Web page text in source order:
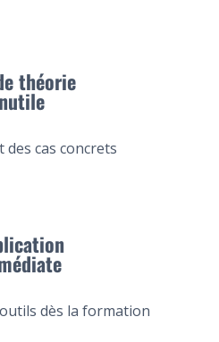
théorie
des cas concrets
dès la formation